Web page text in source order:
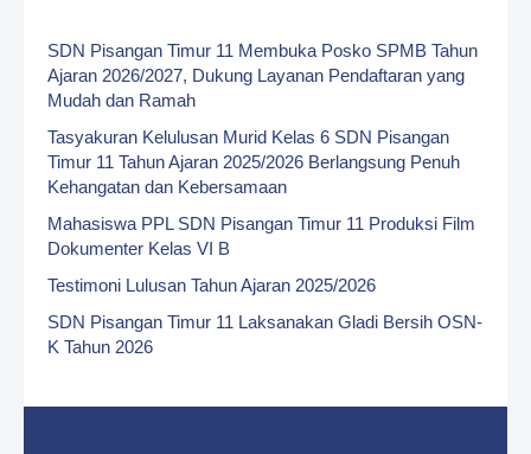
SDN Pisangan Timur 11 Membuka Posko SPMB Tahun
Ajaran 2026/2027, Dukung Layanan Pendaftaran yang
Mudah dan Ramah
Tasyakuran Kelulusan Murid Kelas 6 SDN Pisangan
Timur 11 Tahun Ajaran 2025/2026 Berlangsung Penuh
Kehangatan dan Kebersamaan
Mahasiswa PPL SDN Pisangan Timur 11 Produksi Film
Dokumenter Kelas VI B
Testimoni Lulusan Tahun Ajaran 2025/2026
SDN Pisangan Timur 11 Laksanakan Gladi Bersih OSN-
K Tahun 2026